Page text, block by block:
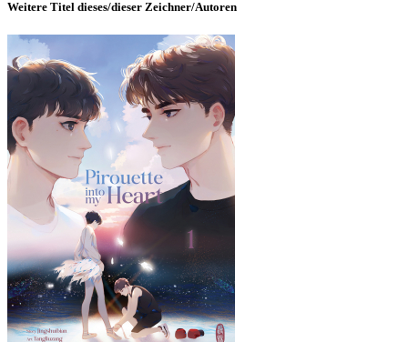
Weitere Titel dieses/dieser Zeichner/Autoren